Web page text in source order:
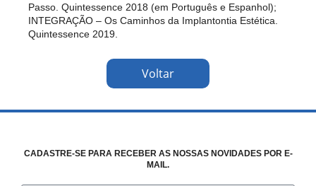
Passo. Quintessence 2018 (em Português e Espanhol);
INTEGRAÇÃO – Os Caminhos da Implantontia Estética.
Quintessence 2019.
Voltar
CADASTRE-SE PARA RECEBER AS NOSSAS NOVIDADES POR E-
MAIL.